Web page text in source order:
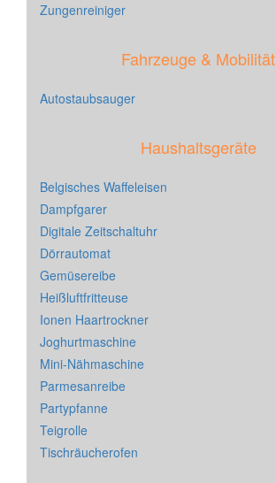
Zungenreiniger
Fahrzeuge & Mobilität
Autostaubsauger
Haushaltsgeräte
Belgisches Waffeleisen
Dampfgarer
Digitale Zeitschaltuhr
Dörrautomat
Gemüsereibe
Heißluftfritteuse
Ionen Haartrockner
Joghurtmaschine
Mini-Nähmaschine
Parmesanreibe
Partypfanne
Teigrolle
Tischräucherofen